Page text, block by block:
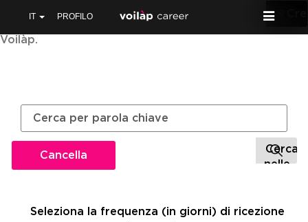
IT PROFILO
Voilàp.
Cancella
Seleziona la frequenza (in giorni) di ricezione